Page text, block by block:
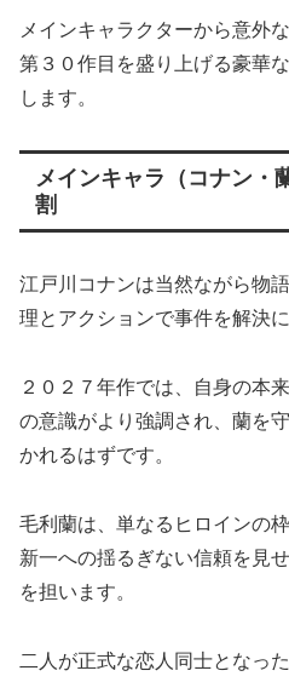
メインキャラクターから意外
第３０作目を盛り上げる豪華
します。
メインキャラ（コナン・
割
江戸川コナンは当然ながら物
理とアクションで事件を解決に
２０２７年作では、自身の本
の意識がより強調され、蘭を
かれるはずです。
毛利蘭は、単なるヒロインの
新一への揺るぎない信頼を見
を担います。
二人が正式な恋人同士となっ